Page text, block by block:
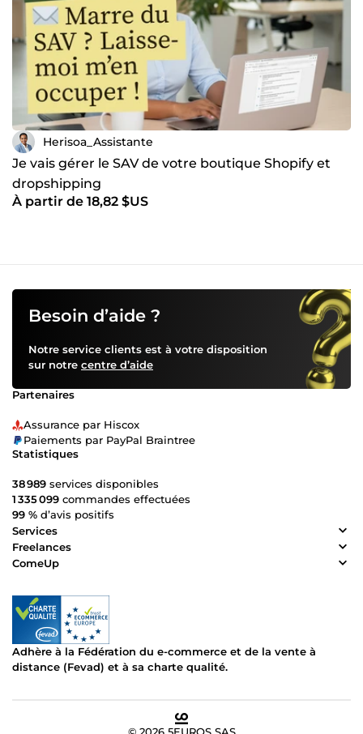
Herisoa_Assistante
Je vais gérer le SAV de votre boutique Shopify et
dropshipping
À partir de 18,82 $US
Besoin d’aide ?
Notre service clients est à votre disposition
sur notre centre d’aide
Partenaires
Assurance par Hiscox
Paiements par PayPal Braintree
Statistiques
38 989 services disponibles
1 335 099 commandes effectuées
99 % d’avis positifs
Services
Freelances
ComeUp
Adhère à la Fédération du e-commerce et de la vente à
distance (Fevad) et à sa charte qualité.